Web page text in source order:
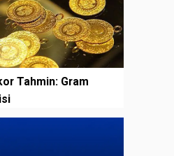
Tahmin: Gram